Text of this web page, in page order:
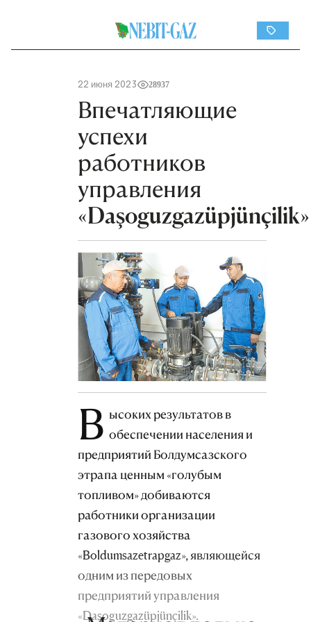
22 июня 2023 28937
Впечатляющие
успехи
работников
управления
«Daşoguzgazüpjünçilik»
В ысоких результатов в
обеспечении населения и
предприятий Болдумсазского
этрапа ценным «голубым
топливом» добиваются
работники организации
газового хозяйства
«Boldumsazetrapgaz», являющейся
одним из передовых
предприятий управления
«Daşoguzgazüpjünçilik».